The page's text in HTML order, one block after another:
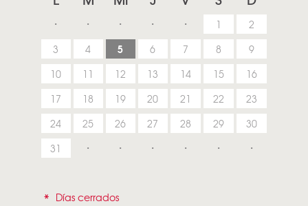
1
2
3
4 5 6 7 8
9
10
11 12 13 14 15
16
17
18 19 20 21 22
23
24
25 26 27 28 29
30
31
* Días cerrados